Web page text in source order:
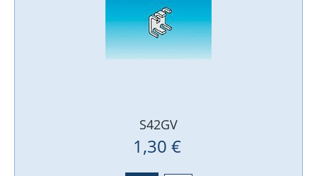
S42GV
1,30 €